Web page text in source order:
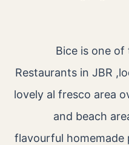
Bice is one
Restaurants in JBR
lovely al fresco area
and beach
flavourful homemade